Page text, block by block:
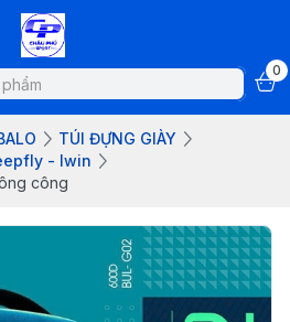
0
TÚI ĐỰNG GIÀY
- Iwin
công